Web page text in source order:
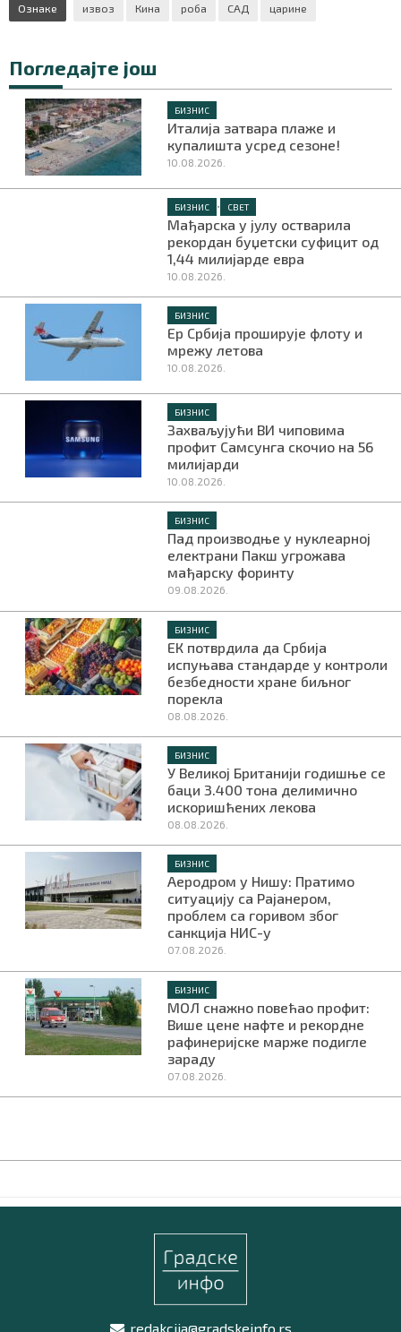
Ознаке извоз Кина роба САД царине
Погледајте још
БИЗНИС
Италија затвара плаже и
купалишта усред сезоне!
10.08.2026.
БИЗНИС • СВЕТ
Мађарска у јулу остварила
рекордан буџетски суфицит од
1,44 милијарде евра
10.08.2026.
БИЗНИС
Ер Србија проширује флоту и
мрежу летова
10.08.2026.
БИЗНИС
Захваљујући ВИ чиповима
профит Самсунга скочио на 56
милијарди
10.08.2026.
БИЗНИС
Пад производње у нуклеарној
електрани Пакш угрожава
мађарску форинту
09.08.2026.
БИЗНИС
ЕК потврдила да Србија
испуњава стандарде у контроли
безбедности хране биљног
порекла
08.08.2026.
БИЗНИС
У Великој Британији годишње се
баци 3.400 тона делимично
искоришћених лекова
08.08.2026.
БИЗНИС
Аеродром у Нишу: Пратимо
ситуацију са Рајанером,
проблем са горивом због
санкција НИС-у
07.08.2026.
БИЗНИС
МОЛ снажно повећао профит:
Више цене нафте и рекордне
рафинеријске марже подигле
зараду
07.08.2026.
redakcija@gradskeinfo.rs